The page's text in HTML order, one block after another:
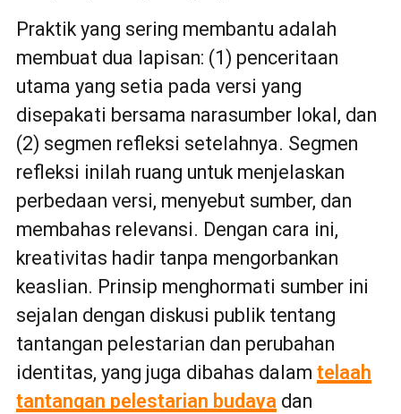
Praktik yang sering membantu adalah
membuat dua lapisan: (1) penceritaan
utama yang setia pada versi yang
disepakati bersama narasumber lokal, dan
(2) segmen refleksi setelahnya. Segmen
refleksi inilah ruang untuk menjelaskan
perbedaan versi, menyebut sumber, dan
membahas relevansi. Dengan cara ini,
kreativitas hadir tanpa mengorbankan
keaslian. Prinsip menghormati sumber ini
sejalan dengan diskusi publik tentang
tantangan pelestarian dan perubahan
identitas, yang juga dibahas dalam telaah
tantangan pelestarian budaya dan